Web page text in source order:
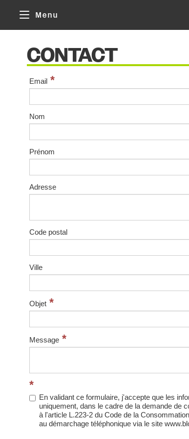
Menu
CONTACT
Email
Nom
Prénom
Adresse
Code postal
Ville
Objet
Message
En validant ce formulaire, j'accepte que les
uniquement, dans le cadre de la demande de
à l'article L.223-2 du Code de la
au démarchage téléphonique via le site